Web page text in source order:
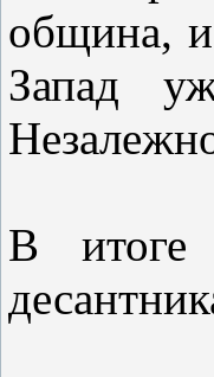
община,
Запад
В итоге